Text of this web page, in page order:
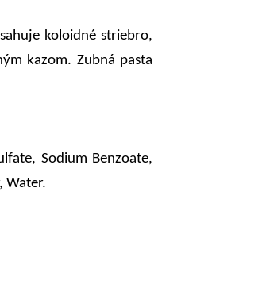
koloidné striebro,
kazom. Zubná pasta
Sodium Benzoate,
Water.